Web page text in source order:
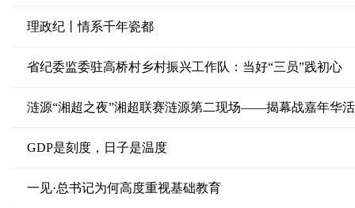
理政纪丨情系千年瓷都
省纪委监委驻高桥村乡村振兴工作队：当好“三员”践初心
涟源“湘超之夜”湘超联赛涟源第二现场——揭幕战嘉年华
GDP是刻度，日子是温度
一见·总书记为何高度重视基础教育